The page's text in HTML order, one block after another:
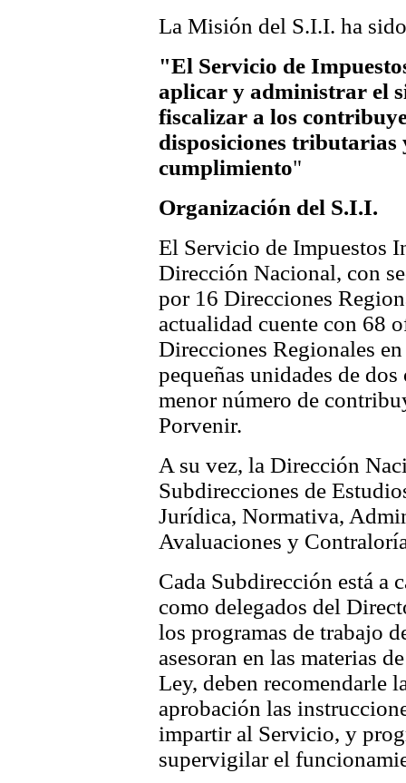
La Misión del S.I.I. ha
"El Servicio de
aplicar y administrar el
fiscalizar a los
disposiciones
cumplimiento"
Organización del S.I.I.
El Servicio de Impuestos
Dirección Nacional, con
por 16 Direcciones
actualidad cuente con 68
Direcciones Regionales
pequeñas unidades de
menor número de
Porvenir.
A su vez, la Dirección
Subdirecciones de
Jurídica, Normativa,
Avaluaciones y
Cada Subdirección está a
como delegados del
los programas de trabajo
asesoran en las materias
Ley, deben recomendarle
aprobación las
impartir al Servicio, y
supervigilar el